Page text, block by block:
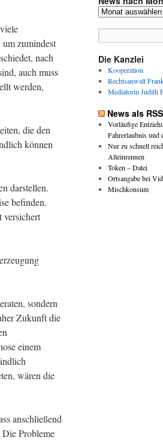
zumindest
nach
auch muss
werden,
die den
können
darstellen.
befinden.
versichert
sondern
Zukunft die
einem
wären die
anschließend
Probleme
News
Die Kanzlei
Kooperation
Rechtsanwalt
Mediatorin Judith
News als
Vorläufige
Fahrerlaubnis und
Nur zu schnell
Alleinrennen
Token – Datei
Ortsangabe bei
Mischkonsum